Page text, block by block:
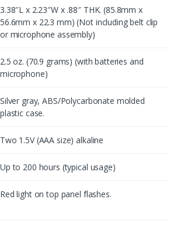
3.38″L x 2.23″W x .88″ THK. (85.8mm x
56.6mm x 22.3 mm) (Not including belt clip
or microphone assembly)
2.5 oz. (70.9 grams) (with batteries and
microphone)
Silver gray, ABS/Polycarbonate molded
plastic case.
Two 1.5V (AAA size) alkaline
Up to 200 hours (typical usage)
Red light on top panel flashes.